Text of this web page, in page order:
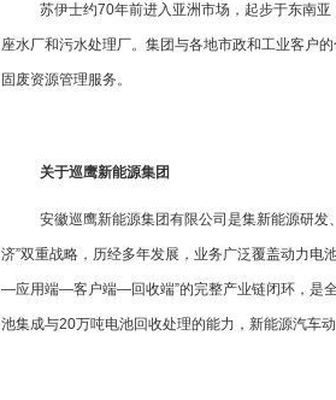
苏伊士约70年前进入亚洲市场，起步于东南
座水厂和污水处理厂。集团与各地市政和工业客户
固废资源管理服务。
关于巡鹰新能源集团
安徽巡鹰新能源集团有限公司是集新能源研
济”双重战略，历经多年发展，业务广泛覆盖动力电
—应用端—客户端—回收端”的完整产业链闭环，是
池集成与20万吨电池回收处理的能力，新能源汽车